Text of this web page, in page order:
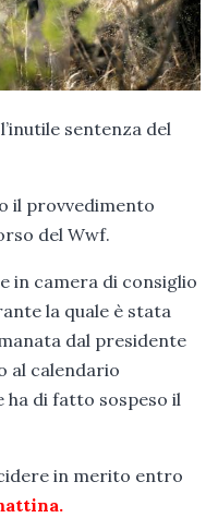
sentenza del
il provvedimento
del Wwf.
in camera di consiglio
la quale è stata
dal presidente
al calendario
ha di fatto sospeso il
in merito entro